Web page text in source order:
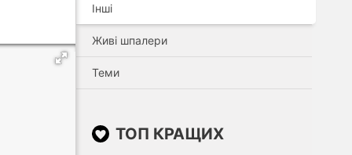
Інші
Живі шпалери
Теми
ТОП КРАЩИХ